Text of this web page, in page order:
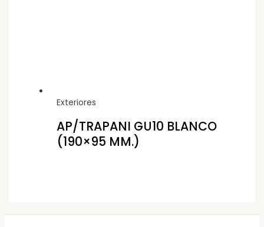
Exteriores
AP/TRAPANI GU10 BLANCO
(190×95 MM.)